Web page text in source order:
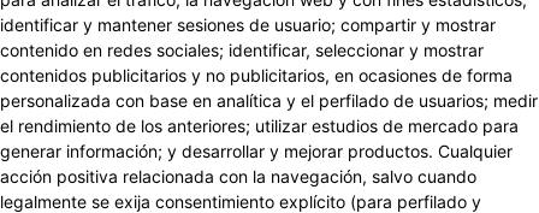
identificar y mantener sesiones de usuario; compartir y mostrar
contenido en redes sociales; identificar, seleccionar y mostrar
contenidos publicitarios y no publicitarios, en ocasiones de forma
personalizada con base en analítica y el perfilado de usuarios; medir
el rendimiento de los anteriores; utilizar estudios de mercado para
generar información; y desarrollar y mejorar productos. Cualquier
acción positiva relacionada con la navegación, salvo cuando
legalmente se exija consentimiento explícito (para perfilado y